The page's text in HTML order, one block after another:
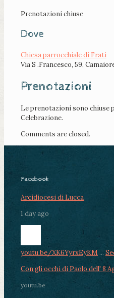
Prenotazioni chiuse
Dove
Chiesa parrocchiale di Frati
Via S .Francesco, 59,
Prenotazioni
Le prenotazioni sono chiuse
Celebrazione.
Comments are closed.
Facebook
Arcidiocesi di Lucca
1 day ago
youtu.be/XK6YyrxEyKM ...
Con gli occhi di Paolo dell' 8
youtu.be